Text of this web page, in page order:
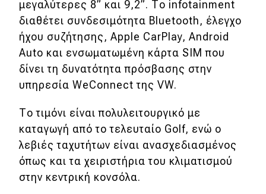
DRIVE Away
MOTO
Μεταχειρισμένο
Οδηγός αγοράς
Συμβουλές
μεγαλύτερες 8” και 9,2”. Το infotainment
διαθέτει συνδεσιμότητα Bluetooth, έλεγχο
ήχου συζήτησης, Αpple CarPlay, Android
Αuto και ενσωματωμένη κάρτα SIM που
δίνει τη δυνατότητα πρόσβασης στην
υπηρεσία WeConnect της VW.
Το τιμόνι είναι πολυλειτουργικό με
καταγωγή από το τελευταίο Golf, ενώ ο
λεβιές ταχυτήτων είναι ανασχεδιασμένος
όπως και τα χειριστήρια του κλιματισμού
στην κεντρική κονσόλα.